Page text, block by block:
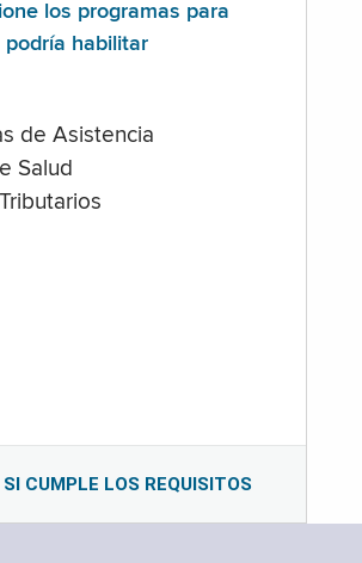
los programas para
podría habilitar
de Asistencia
Salud
SI CUMPLE LOS REQUISITOS